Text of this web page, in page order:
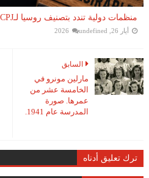
منظمات دولية تندد بتصنيف روسيا لـCPJ “منظمة غير مرغوب فيها”
أيار 26, 2026 undefined
السابق
مارلين مونرو في
الخامسة عشر من
عمرها. صورة
المدرسة عام 1941.
ترك تعليق أدناه